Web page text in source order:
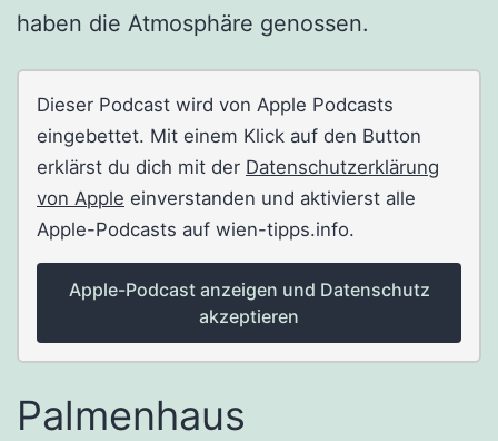
haben die Atmosphäre genossen.
Dieser Podcast wird von Apple Podcasts
eingebettet. Mit einem Klick auf den Button
erklärst du dich mit der Datenschutzerklärung
von Apple einverstanden und aktivierst alle
Apple-Podcasts auf wien-tipps.info.
Apple-Podcast anzeigen und Datenschutz
akzeptieren
Palmenhaus